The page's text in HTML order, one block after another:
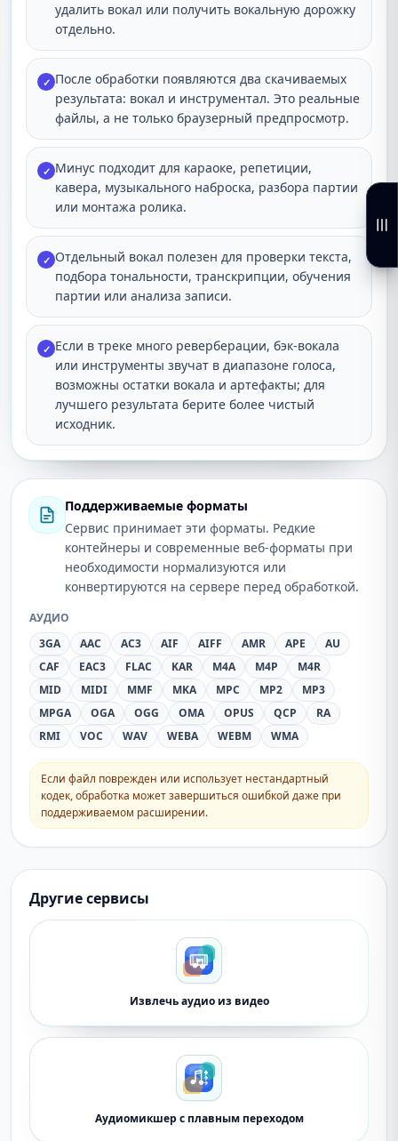
удалить вокал или получить вокальную дорожку
отдельно.
✓ После обработки появляются два скачиваемых
результата: вокал и инструментал. Это реальные
файлы, а не только браузерный предпросмотр.
✓ Минус подходит для караоке, репетиции,
кавера, музыкального наброска, разбора партии
или монтажа ролика.
✓ Отдельный вокал полезен для проверки текста,
подбора тональности, транскрипции, обучения
партии или анализа записи.
✓ Если в треке много реверберации, бэк-вокала
или инструменты звучат в диапазоне голоса,
возможны остатки вокала и артефакты; для
лучшего результата берите более чистый
исходник.
Поддерживаемые форматы
Сервис принимает эти форматы. Редкие
контейнеры и современные веб-форматы при
необходимости нормализуются или
конвертируются на сервере перед обработкой.
АУДИО
3GA
AAC AC3 AIF AIFF AMR APE
AU
CAF
EAC3 FLAC KAR M4A M4P
M4R
MID
MIDI MMF MKA MPC MP2
MP3
MPGA
OGA OGG OMA OPUS QCP
RA
RMI
VOC WAV WEBA WEBM WMA
Если файл поврежден или использует нестандартный
кодек, обработка может завершиться ошибкой даже при
поддерживаемом расширении.
Другие сервисы
Извлечь аудио из видео
Аудиомикшер с плавным переходом